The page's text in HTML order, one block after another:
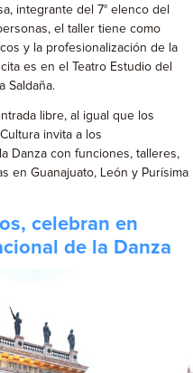
integrante del 7° elenco del
el taller tiene como
y la profesionalización de la
es en el Teatro Estudio del
Saldaña.
libre, al igual que los
invita a los
Danza con funciones, talleres,
en Guanajuato, León y Purísima
celebran en
de la Danza